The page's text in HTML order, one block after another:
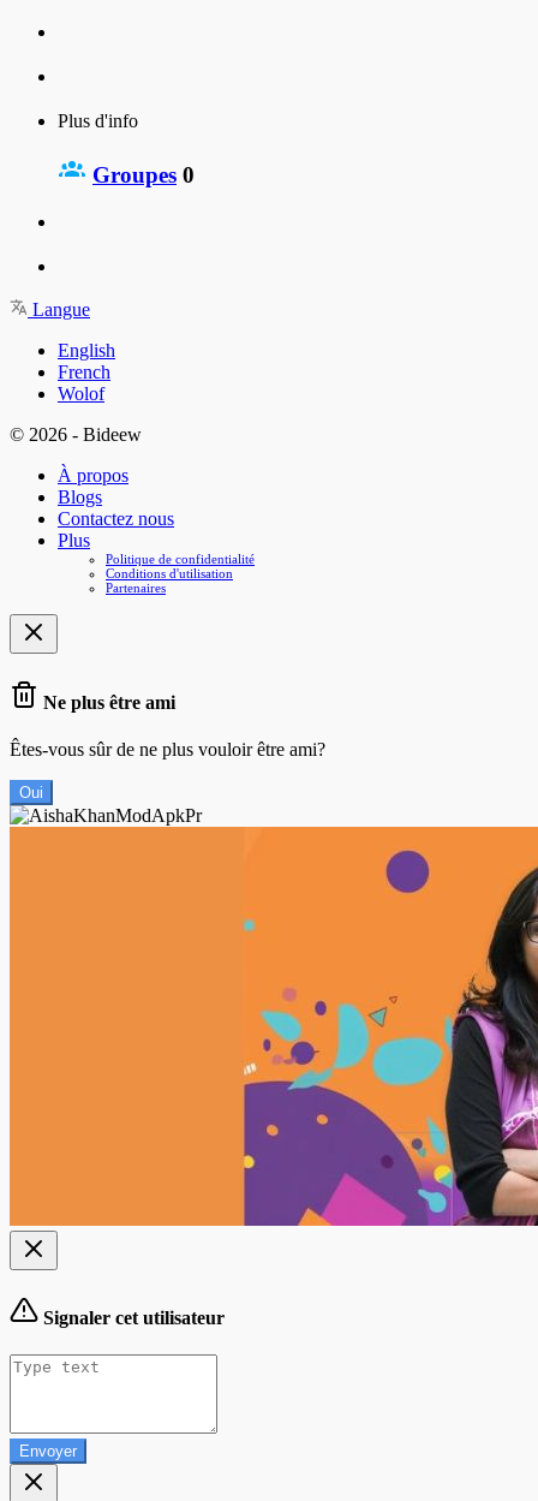
Plus d'info
Groupes 0
Langue
English
French
Wolof
© 2026 - Bideew
À propos
Blogs
Contactez nous
Plus
Politique de confidentialité
Conditions d'utilisation
Partenaires
Ne plus être ami
Êtes-vous sûr de ne plus vouloir être ami?
Oui
Signaler cet utilisateur
Envoyer